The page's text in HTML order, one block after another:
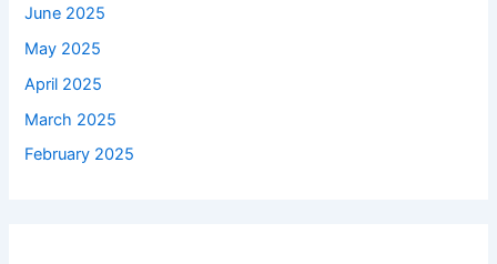
June 2025
May 2025
April 2025
March 2025
February 2025